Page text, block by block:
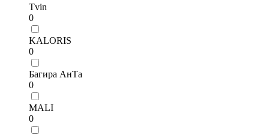
Tvin
0
KALORIS
0
Багира АнТа
0
MALI
0